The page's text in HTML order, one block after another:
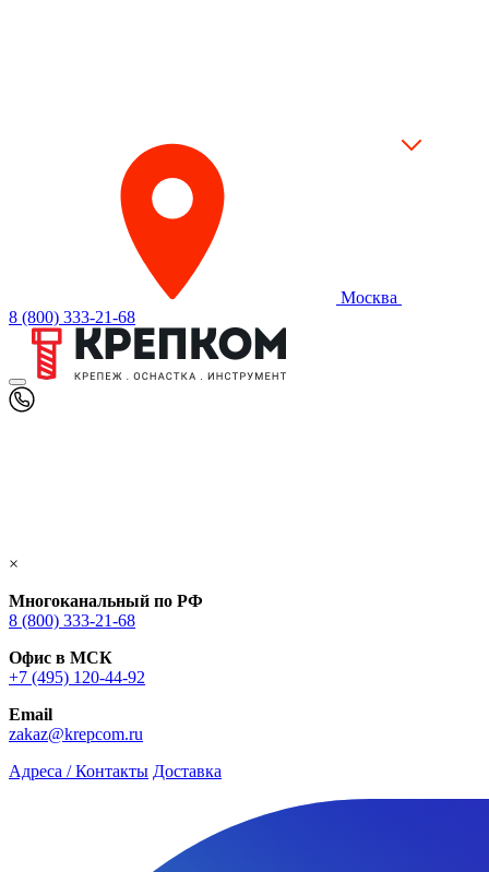
Москва
8 (800) 333-21-68
×
Многоканальный по РФ
8 (800) 333‑21-68
Офис в МСК
+7 (495) 120-44-92
Email
zakaz@krepcom.ru
Адреса / Контакты Доставка